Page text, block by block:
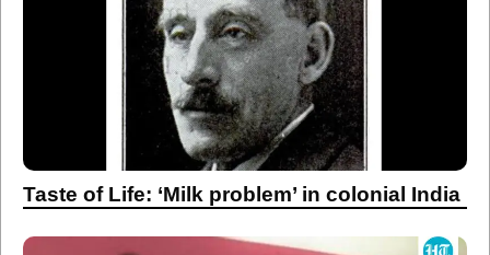
Taste of Life: ‘Milk problem’ in colonial India